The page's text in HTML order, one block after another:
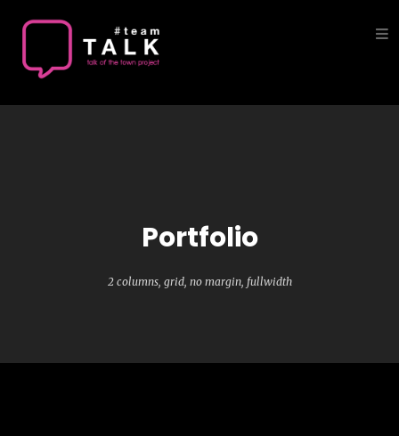
Portfolio
2 columns, grid, no margin, fullwidth